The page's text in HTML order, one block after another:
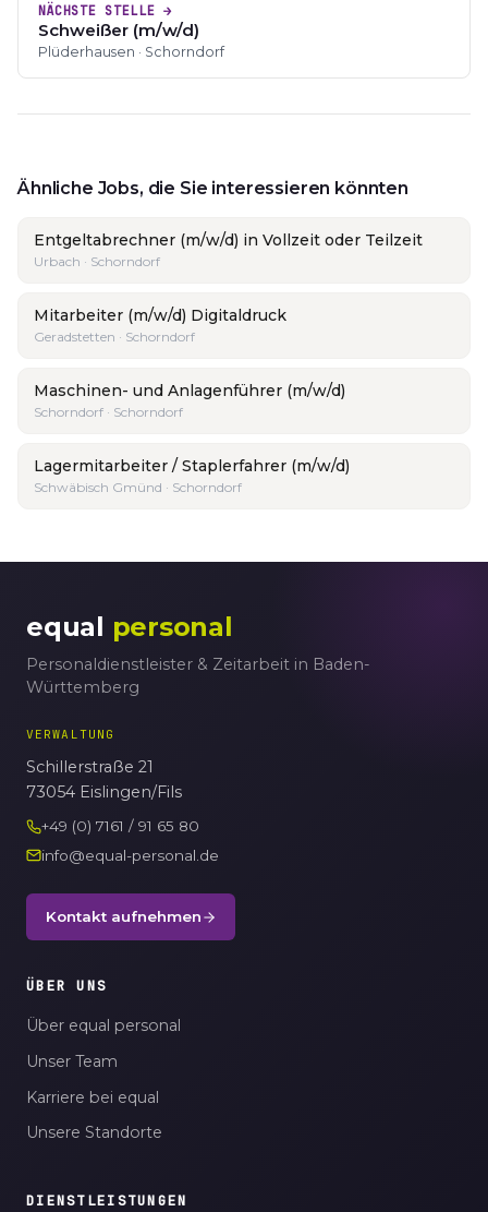
NÄCHSTE STELLE →
Schweißer (m/w/d)
Plüderhausen · Schorndorf
Ähnliche Jobs, die Sie interessieren könnten
Entgeltabrechner (m/w/d) in Vollzeit oder Teilzeit
Urbach · Schorndorf
Mitarbeiter (m/w/d) Digitaldruck
Geradstetten · Schorndorf
Maschinen- und Anlagenführer (m/w/d)
Schorndorf · Schorndorf
Lagermitarbeiter / Staplerfahrer (m/w/d)
Schwäbisch Gmünd · Schorndorf
equal personal
Personaldienstleister & Zeitarbeit in Baden-
Württemberg
VERWALTUNG
Schillerstraße 21
73054 Eislingen/Fils
+49 (0) 7161 / 91 65 80
info@equal-personal.de
Kontakt aufnehmen
ÜBER UNS
Über equal personal
Unser Team
Karriere bei equal
Unsere Standorte
DIENSTLEISTUNGEN